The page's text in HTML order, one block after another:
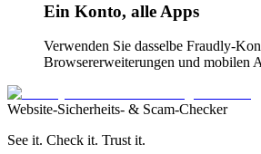
Ein Konto, alle Apps
Verwenden Sie dasselbe Fraudly-
Browsererweiterungen und mobilen
Website-Sicherheits- & Scam-Checker
See it. Check it. Trust it.